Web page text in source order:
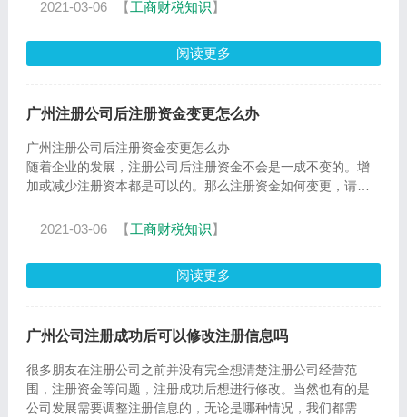
2021-03-06 【工商财税知识】
阅读更多
广州注册公司后注册资金变更怎么办
广州注册公司后注册资金变更怎么办
随着企业的发展，注册公司后注册资金不会是一成不变的。增
加或减少注册资本都是可以的。那么注册资金如何变更，请看
2021-03-06 【工商财税知识】
阅读更多
广州公司注册成功后可以修改注册信息吗
很多朋友在注册公司之前并没有完全想清楚注册公司经营范
围，注册资金等问题，注册成功后想进行修改。当然也有的是
公司发展需要调整注册信息的，无论是哪种情况，我们都需要